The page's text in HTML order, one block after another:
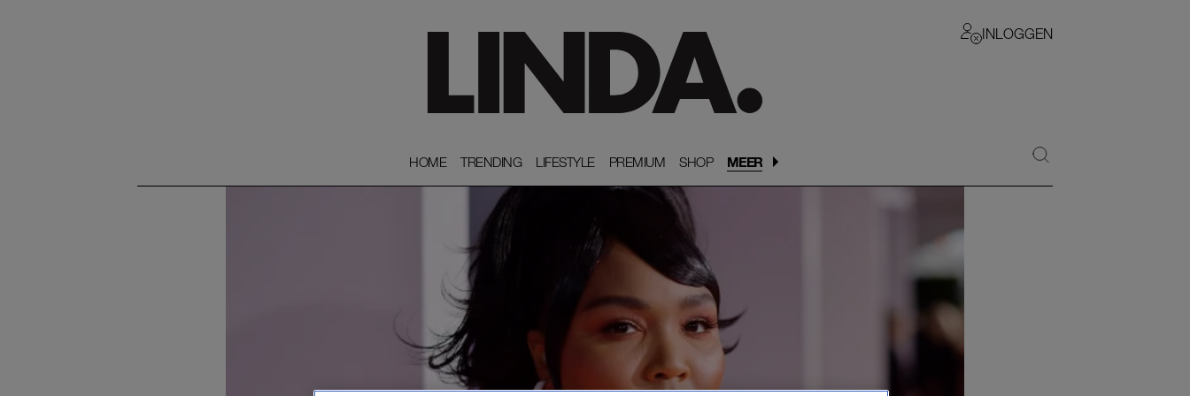
INLOGGEN
HOME
HOME TRENDING
TRENDING LIFESTYLE
LIFESTYLE PREMIUM
PREMIUM SHOP
SHOP MEER